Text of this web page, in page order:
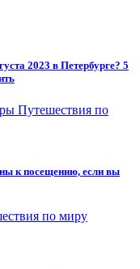
2023 в Петербурге? 5
Путешествия по
к посещению, если вы
по миру